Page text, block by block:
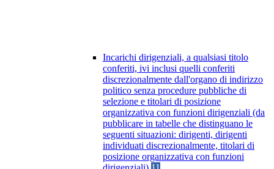
Incarichi dirigenziali, a qualsiasi titolo
conferiti, ivi inclusi quelli conferiti
discrezionalmente dall'organo di indirizzo
politico senza procedure pubbliche di
selezione e titolari di posizione
organizzativa con funzioni dirigenziali (da
pubblicare in tabelle che distinguano le
seguenti situazioni: dirigenti, dirigenti
individuati discrezionalmente, titolari di
posizione organizzativa con funzioni